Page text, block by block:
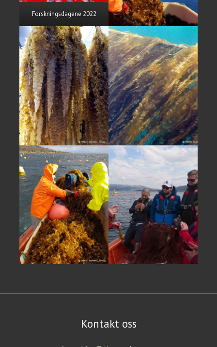
Forskningsdagene 2022
Kontakt oss